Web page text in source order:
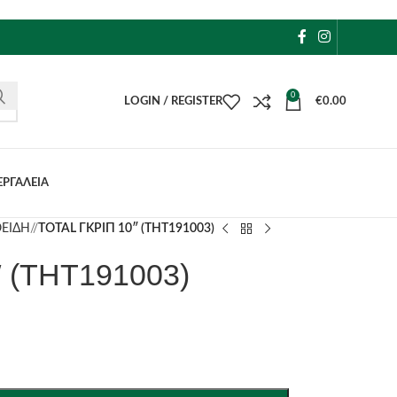
LOGIN / REGISTER
0
€0.00
/ TOTAL ΓΚΡΙΠ 10″ (THT191003)
(THT191003)